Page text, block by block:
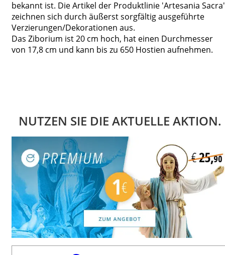
bekannt ist. Die Artikel der Produktlinie 'Artesania Sacra'
zeichnen sich durch äußerst sorgfältig ausgeführte
Verzierungen/Dekorationen aus.
Das Ziborium ist 20 cm hoch, hat einen Durchmesser
von 17,8 cm und kann bis zu 650 Hostien aufnehmen.
NUTZEN SIE DIE AKTUELLE AKTION.